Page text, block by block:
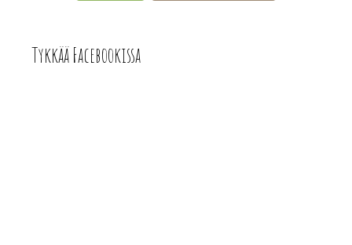
Tykkää Facebookissa